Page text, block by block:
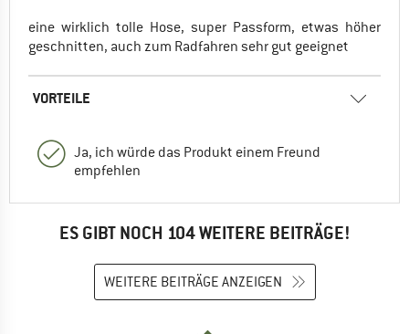
eine wirklich tolle Hose, super Passform, etwas höher
geschnitten, auch zum Radfahren sehr gut geeignet
VORTEILE
Ja, ich würde das Produkt einem Freund
empfehlen
ES GIBT NOCH 104 WEITERE BEITRÄGE!
WEITERE BEITRÄGE ANZEIGEN